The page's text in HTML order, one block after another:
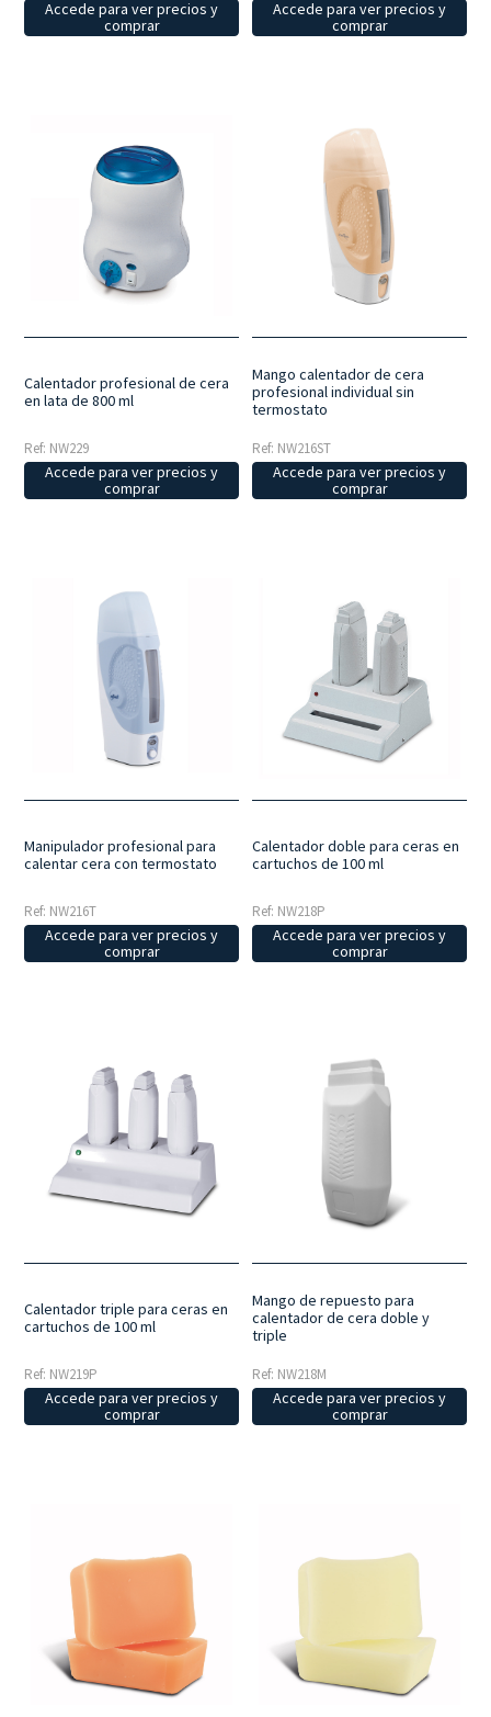
Accede para ver precios y
comprar
Accede para ver precios y
comprar
Calentador profesional de cera
en lata de 800 ml
Ref: NW229
Accede para ver precios y
comprar
Mango calentador de cera
profesional individual sin
termostato
Ref: NW216ST
Accede para ver precios y
comprar
Manipulador profesional para
calentar cera con termostato
Ref: NW216T
Accede para ver precios y
comprar
Calentador doble para ceras en
cartuchos de 100 ml
Ref: NW218P
Accede para ver precios y
comprar
Calentador triple para ceras en
cartuchos de 100 ml
Ref: NW219P
Accede para ver precios y
comprar
Mango de repuesto para
calentador de cera doble y
triple
Ref: NW218M
Accede para ver precios y
comprar